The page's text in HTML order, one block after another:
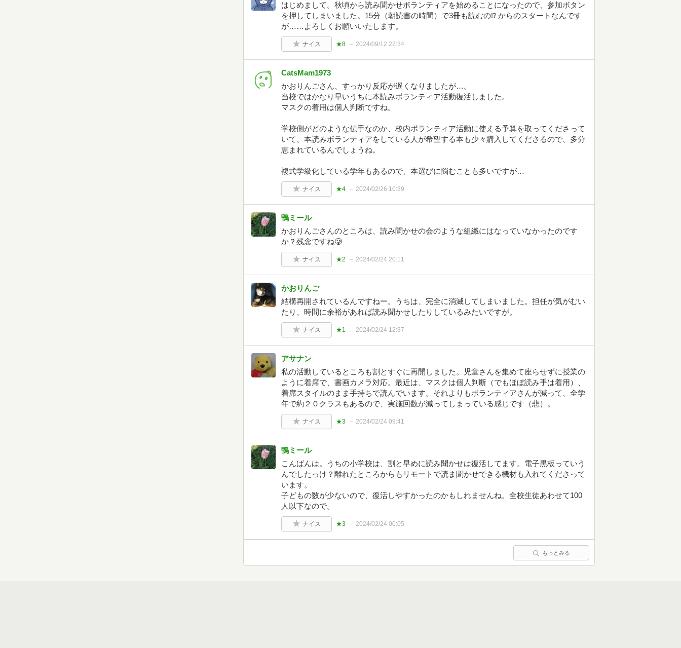
はじめまして。秋頃から読み聞かせボランティアを始めることになったので、参加ボタン
を押してしまいました。15分（朝読書の時間）で3冊も読むの⁉︎ からのスタートなんです
が……よろしくお願いいたします。
ナイス ★8 2024/09/12 22:34
CatsMam1973
かおりんごさん、すっかり反応が遅くなりましたが…。
当校ではかなり早いうちに本読みボランティア活動復活しました。
マスクの着用は個人判断ですね。
学校側がどのような伝手なのか、校内ボランティア活動に使える予算を取ってくださって
いて、本読みボランティアをしている人が希望する本も少々購入してくださるので、多分
恵まれているんでしょうね。
複式学級化している学年もあるので、本選びに悩むことも多いですが…
ナイス ★4 2024/02/26 10:39
鴨ミール
かおりんごさんのところは、読み聞かせの会のような組織にはなっていなかったのです
か？残念ですね🥲
ナイス ★2 2024/02/24 20:11
かおりんご
結構再開されているんですねー。うちは、完全に消滅してしまいました。担任が気がむい
たり、時間に余裕があれば読み聞かせしたりしているみたいですが。
ナイス ★1 2024/02/24 12:37
アサナン
私の活動しているところも割とすぐに再開しました。児童さんを集めて座らせずに授業の
ように着席で、書画カメラ対応。最近は、マスクは個人判断（でもほぼ読み手は着用）、
着席スタイルのまま手持ちで読んでいます。それよりもボランティアさんが減って、全学
年で約２０クラスもあるので、実施回数が減ってしまっている感じです（悲）。
ナイス ★3 2024/02/24 09:41
鴨ミール
こんばんは。うちの小学校は、割と早めに読み聞かせは復活してます。電子黒板っていう
んでしたっけ？離れたところからもリモートで読ま聞かせできる機材も入れてくださって
います。
子どもの数が少ないので、復活しやすかったのかもしれませんね。全校生徒あわせて100
人以下なので。
ナイス ★3 2024/02/24 00:05
もっとみる